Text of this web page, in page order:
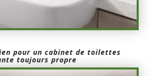
pour un cabinet de toilettes
toujours propre